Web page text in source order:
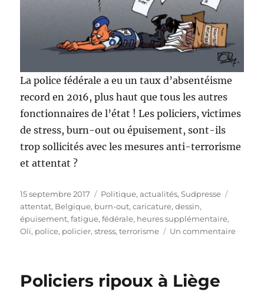
La police fédérale a eu un taux d’absentéisme
record en 2016, plus haut que tous les autres
fonctionnaires de l’état ! Les policiers, victimes
de stress, burn-out ou épuisement, sont-ils
trop sollicités avec les mesures anti-terrorisme
et attentat ?
Publié
le
15 septembre 2017 Catégories
Politique, actualités,Sudpresse
attentat, Belgique, burn-out,caricature,dessin,
épuisement,fatigue,fédérale, heures supplémentaire,
Oli, police, policier,stress,terrorisme Un commentairesur
Policiers ripoux à Liège